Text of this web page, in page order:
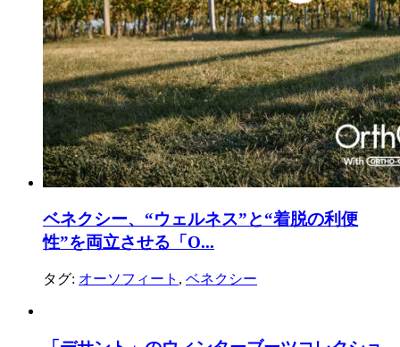
ベネクシー、“ウェルネス”と“着脱の利便
性”を両立させる「O...
タグ: オーソフィート , ベネクシー